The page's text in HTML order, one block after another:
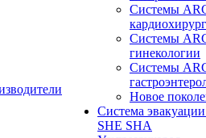
Системы
Системы
гинекологии
Системы
Новое
Система
SHE SHA